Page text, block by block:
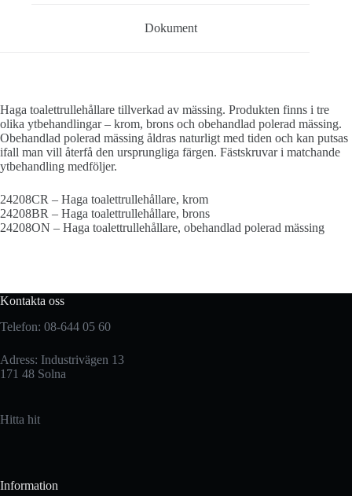
Dokument
Haga toalettrullehållare tillverkad av mässing. Produkten finns i tre
olika ytbehandlingar – krom, brons och obehandlad polerad mässing.
Obehandlad polerad mässing åldras naturligt med tiden och kan putsas
ifall man vill återfå den ursprungliga färgen. Fästskruvar i matchande
ytbehandling medföljer.
24208CR – Haga toalettrullehållare, krom
24208BR – Haga toalettrullehållare, brons
24208ON – Haga toalettrullehållare, obehandlad polerad mässing
Kontakta oss
Telefon: 08-644 05 60
Adress: Industrivägen 13
171 48 Solna
Hitta hit
Information